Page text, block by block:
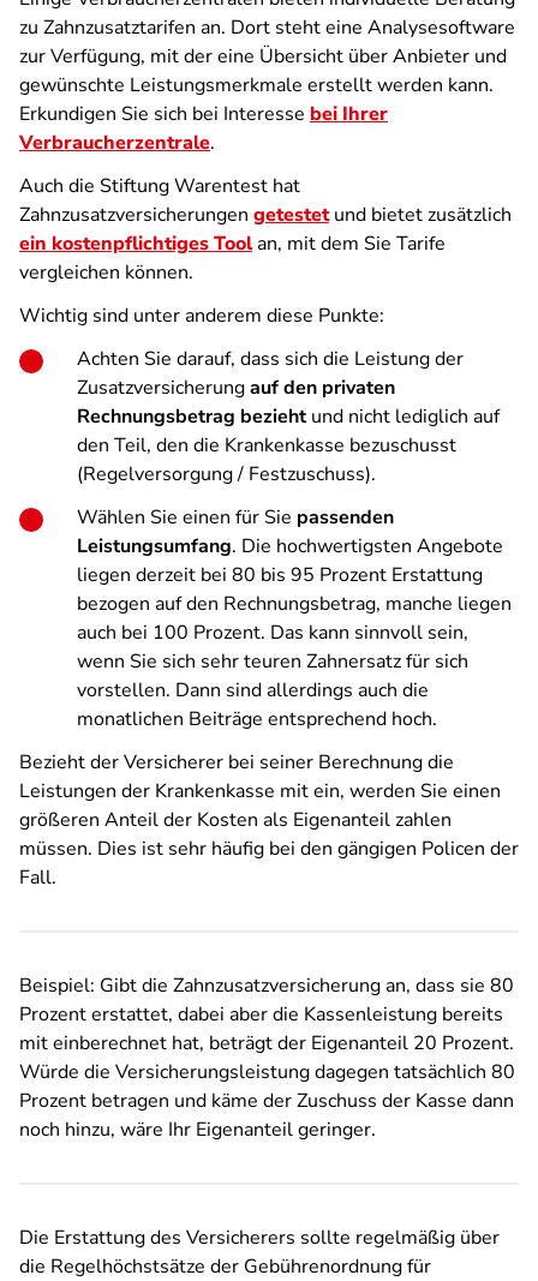
zu Zahnzusatztarifen an. Dort steht eine Analysesoftware
zur Verfügung, mit der eine Übersicht über Anbieter und
gewünschte Leistungsmerkmale erstellt werden kann.
Erkundigen Sie sich bei Interesse bei Ihrer
Verbraucherzentrale.
Auch die Stiftung Warentest hat
Zahnzusatzversicherungen getestetund bietet zusätzlich
ein kostenpflichtiges Toolan, mit dem Sie Tarife
vergleichen können.
Wichtig sind unter anderem diese Punkte:
Achten Sie darauf, dass sich die Leistung der
Zusatzversicherungauf den privaten
Rechnungsbetrag beziehtund nicht lediglich auf
den Teil, den die Krankenkasse bezuschusst
(Regelversorgung / Festzuschuss).
Wählen Sie einen für Sie passenden
Leistungsumfang. Die hochwertigsten Angebote
liegen derzeit bei 80 bis 95 Prozent Erstattung
bezogen auf den Rechnungsbetrag, manche liegen
auch bei 100 Prozent. Das kann sinnvoll sein,
wenn Sie sich sehr teuren Zahnersatz für sich
vorstellen. Dann sind allerdings auch die
monatlichen Beiträge entsprechend hoch.
Bezieht der Versicherer bei seiner Berechnung die
Leistungen der Krankenkasse mit ein, werden Sie einen
größeren Anteil der Kosten als Eigenanteil zahlen
müssen. Dies ist sehr häufig bei den gängigen Policen der
Fall.
Beispiel: Gibt die Zahnzusatzversicherung an, dass sie 80
Prozent erstattet, dabei aber die Kassenleistung bereits
mit einberechnet hat, beträgt der Eigenanteil 20 Prozent.
Würde die Versicherungsleistung dagegen tatsächlich 80
Prozent betragen und käme der Zuschuss der Kasse dann
noch hinzu, wäre Ihr Eigenanteil geringer.
Die Erstattung des Versicherers sollte regelmäßig über
die Regelhöchstsätze der Gebührenordnung für